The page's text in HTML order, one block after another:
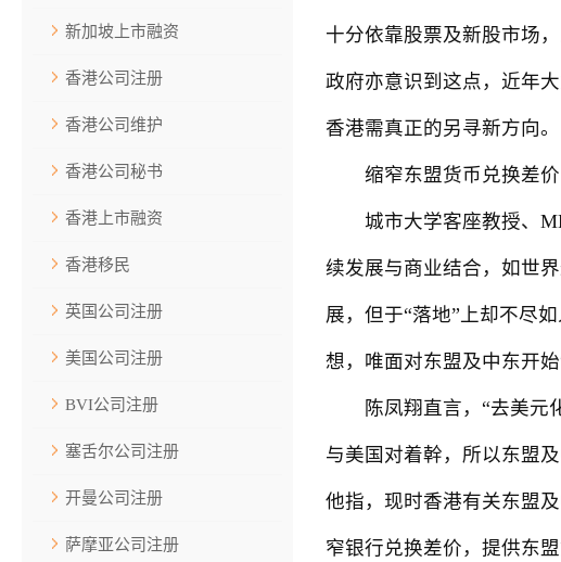
新加坡上市融资
香港公司注册
香港公司维护
香港公司秘书
香港上市融资
香港移民
英国公司注册
美国公司注册
BVI公司注册
塞舌尔公司注册
开曼公司注册
萨摩亚公司注册
十分依靠股票及新股市场
政府亦意识到这点，近年
香港需真正的另寻新方向。
缩窄东盟货币兑换差价
城市大学客座教授、
续发展与商业结合，如世
展，但于“落地”上却不尽
想，唯面对东盟及中东开
陈凤翔直言，“去美元化
与美国对着幹，所以东盟
他指，现时香港有关东盟
窄银行兑换差价，提供东